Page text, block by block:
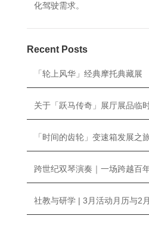
化驾驶需求。
Recent Posts
「轮上风华」经典摩托典藏展
关于「跃马传奇」展厅展品临
「时间的齿轮」变速箱发展之
跨世纪双琴演奏｜一场跨越百
社教与研学 | 3月活动月历与2